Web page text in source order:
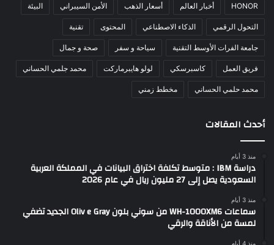
HONOR أخبار العالم أسعار الذهب الأمن السيبراني البيئة
التحول الرقمي الذكاء الاصطناعي المحتوى تقنية
جامعة الفرات الأوسط التقنية سياحة و سفر صحة و جمال
فريق العمل كاسبرسكي لولو هايبرماركت محمد جلمي الحساني
محمد حلمي الحساني مخطط زمني
أحدث المقالات
منذ 3 أيام
دراسة IBM : متوسط تكلفة اختراق البيانات في المملكة العربية
السعودية يصل إلى 27 مليون ريال في عام 2026
منذ 3 أيام
سماعات WH-1000XM6 من سوني بلون Oliv e Gray الجديد تضفي
لمسة من الأناقة والرقي
منذ 4 أيام